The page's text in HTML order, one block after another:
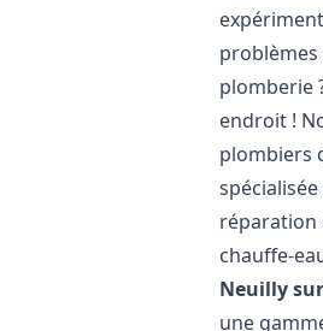
plomberie
endroit !
plombiers
réparation
chauffe-
Neuilly
une